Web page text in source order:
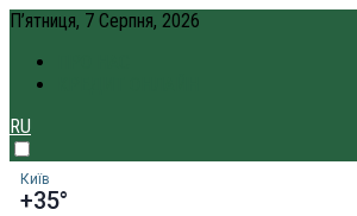
П’ятниця, 7 Серпня, 2026
RU
Київ
+35°